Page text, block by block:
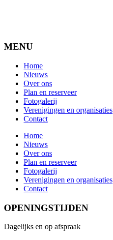
MENU
Home
Nieuws
Over ons
Plan en reserveer
Fotogalerij
Verenigingen en organisaties
Contact
Home
Nieuws
Over ons
Plan en reserveer
Fotogalerij
Verenigingen en organisaties
Contact
OPENINGSTIJDEN
Dagelijks en op afspraak